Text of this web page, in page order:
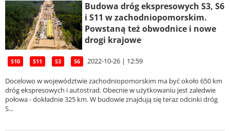
Budowa dróg ekspresowych S3, S6
i S11 w zachodniopomorskim.
Powstaną też obwodnice i nowe
drogi krajowe
S10 S11 S3 S6 2022-10-26 | 12:59
Docelowo w województwie zachodniopomorskim ma być około 650 km
dróg ekspresowych i autostrad. Obecnie w użytkowaniu jest zaledwie
połowa - dokładnie 325 km. W budowie znajdują się teraz odcinki dróg
S...